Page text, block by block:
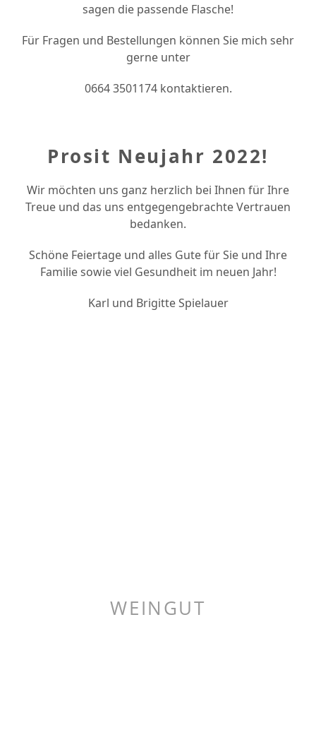
sagen die passende Flasche!
Für Fragen und Bestellungen können Sie mich sehr
gerne unter
0664 3501174 kontaktieren.
Prosit Neujahr 2022!
Wir möchten uns ganz herzlich bei Ihnen für Ihre
Treue und das uns entgegengebrachte Vertrauen
bedanken.
Schöne Feiertage und alles Gute für Sie und Ihre
Familie sowie viel Gesundheit im neuen Jahr!
Karl und Brigitte Spielauer
WEINGUT